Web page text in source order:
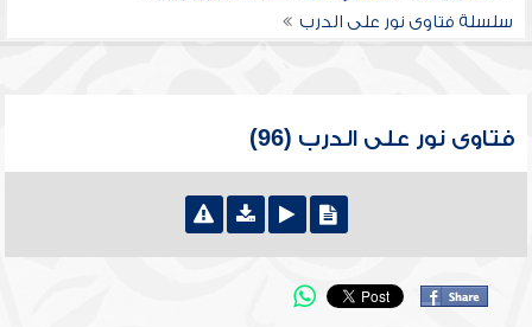
سلسلة فتاوى نور على الدرب
فتاوى نور على الدرب (96)